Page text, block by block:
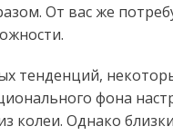
От вас же
тенденций,
фона
колеи. Однако